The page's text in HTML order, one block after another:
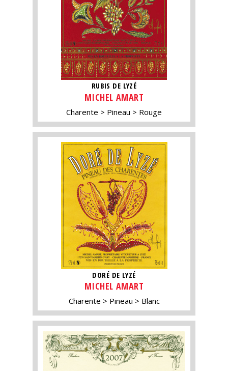
RUBIS DE LYZÉ
MICHEL AMART
Charente Pineau Rouge
DORÉ DE LYZÉ
MICHEL AMART
Charente Pineau Blanc